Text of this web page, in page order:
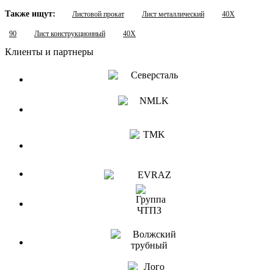
Также ищут: Листовой прокат Лист металлический 40Х
90 Лист конструкционный 40Х
Клиенты и партнеры